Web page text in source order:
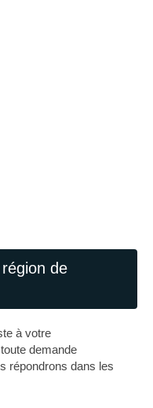
de
à votre
demande
répondrons dans les